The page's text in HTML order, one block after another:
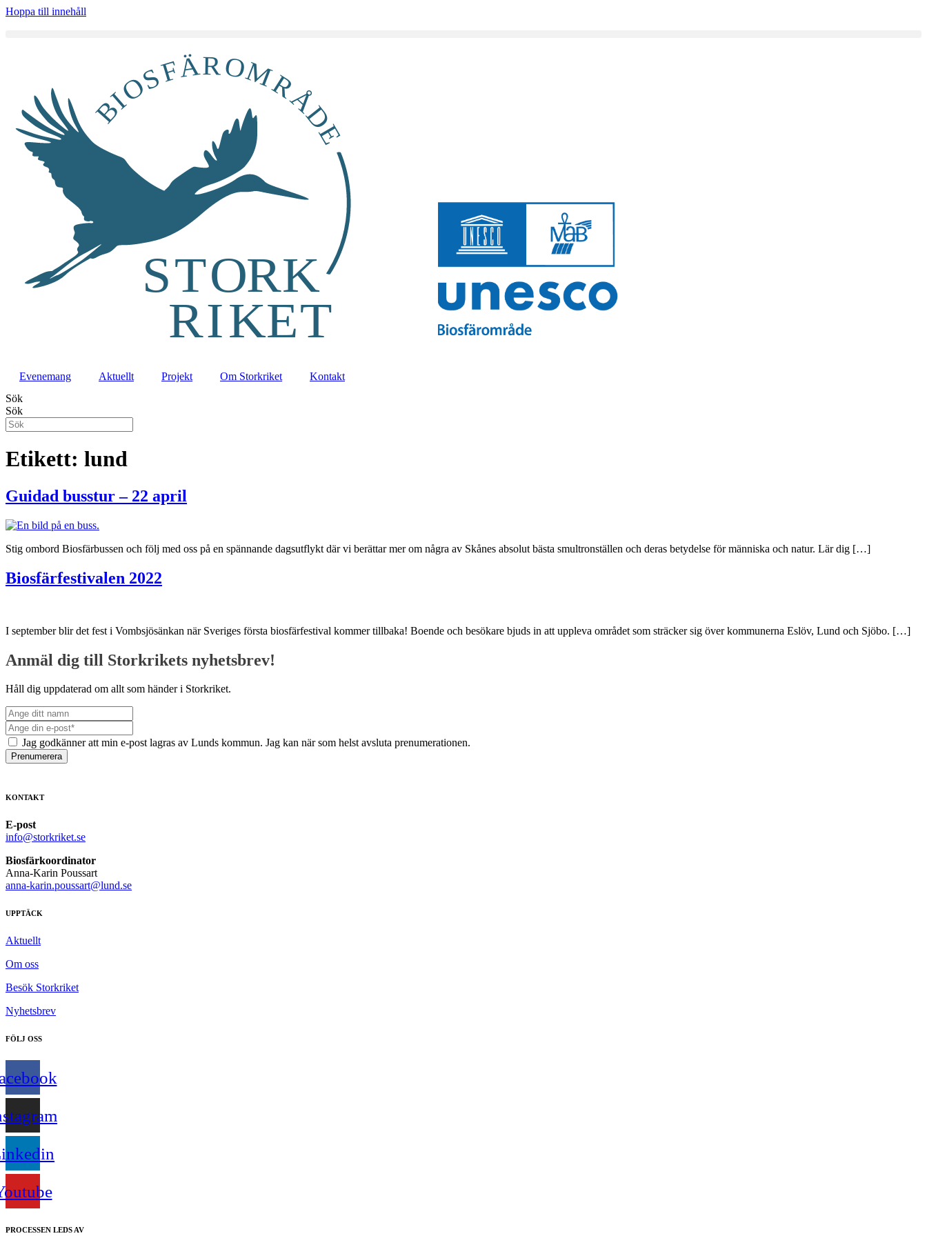
Hoppa till innehåll
Evenemang Aktuellt Projekt Om Storkriket
Kontakt
Sök
Sök
Etikett: lund
Guidad busstur – 22 april
Stig ombord Biosfärbussen och följ med oss på en spännande dagsutflykt där vi berättar mer om några av Skånes absolut bästa smultronställen och deras betydelse för människa och natur. Lär dig […]
Biosfärfestivalen 2022
I september blir det fest i Vombsjösänkan när Sveriges första biosfärfestival kommer tillbaka! Boende och besökare bjuds in att uppleva området som sträcker sig över kommunerna Eslöv, Lund och Sjöbo. […]
Anmäl dig till Storkrikets nyhetsbrev!
Håll dig uppdaterad om allt som händer i Storkriket.
Jag godkänner att min e-post lagras av Lunds kommun. Jag kan när som helst avsluta prenumerationen.
Prenumerera
KONTAKT
E-post
info@storkriket.se
Biosfärkoordinator
Anna-Karin Poussart
anna-karin.poussart@lund.se
UPPTÄCK
Aktuellt
Om oss
Besök Storkriket
Nyhetsbrev
FÖLJ OSS
PROCESSEN LEDS AV